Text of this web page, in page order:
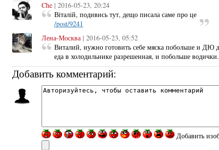
Che | 2016-05-23, 20:24
Вiталiй, подивись тут, дещо писала саме про це
/post/9241
Лена-Москва | 2016-05-23, 05:52
Виталий, нужно готовить себе мяска побольше и ДЮ
еда в холодильнике разрешенная, и побольше водички.
Добавить комментарий:
Добавить